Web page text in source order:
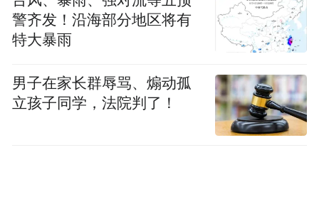
警齐发！沿海部分地区将有
特大暴雨
男子在家长群辱骂、煽动孤
立孩子同学，法院判了！